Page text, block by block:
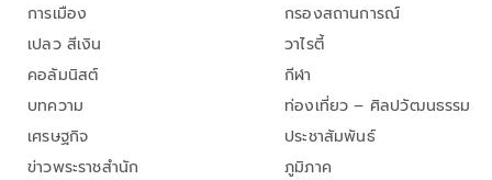
การเมือง
เปลว สีเงิน
คอลัมนิสต์
บทความ
เศรษฐกิจ
ข่าวพระราชสำนัก
กรองสถานการณ์
วาไรตี้
กีฬา
ท่องเที่ยว – ศิลปวัฒนธรรม
ประชาสัมพันธ์
ภูมิภาค